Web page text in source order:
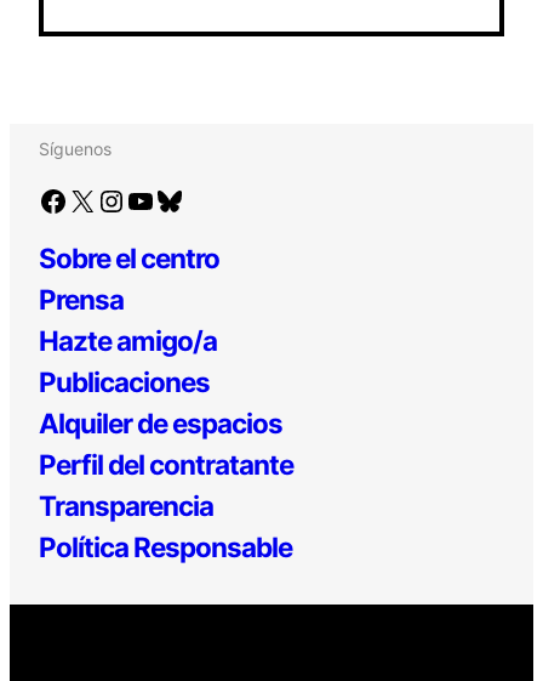
Síguenos
Facebook X Instagram YouTube Bluesky
Sobre el centro
Prensa
Hazte amigo/a
Publicaciones
Alquiler de espacios
Perfil del contratante
Transparencia
Política Responsable